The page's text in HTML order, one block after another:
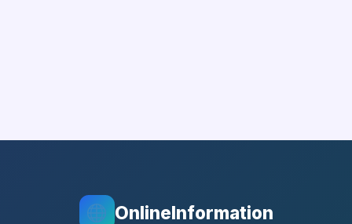
OnlineInformation